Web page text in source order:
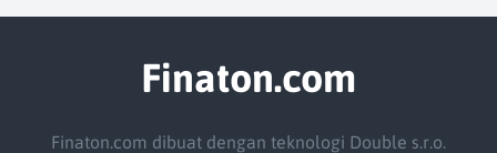
Finaton.com
Finaton.com dibuat dengan teknologi Double s.r.o.